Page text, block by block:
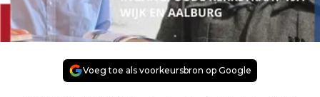
Voeg toe als voorkeursbron op Google